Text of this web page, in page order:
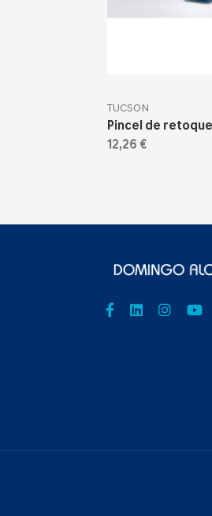
TUCSON
Pincel de retoque
12,26 €